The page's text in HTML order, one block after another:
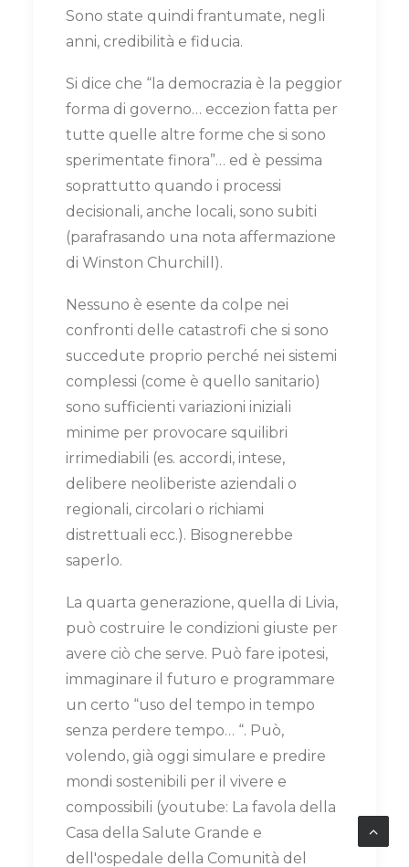
Sono state quindi frantumate, negli
anni, credibilità e fiducia.
Si dice che “la democrazia è la peggior
forma di governo… eccezion fatta per
tutte quelle altre forme che si sono
sperimentate finora”… ed è pessima
soprattutto quando i processi
decisionali, anche locali, sono subiti
(parafrasando una nota affermazione
di Winston Churchill).
Nessuno è esente da colpe nei
confronti delle catastrofi che si sono
succedute proprio perché nei sistemi
complessi (come è quello sanitario)
sono sufficienti variazioni iniziali
minime per provocare squilibri
irrimediabili (es. accordi, intese,
delibere neoliberiste aziendali o
regionali, circolari o richiami
distrettuali ecc.). Bisognerebbe
saperlo.
La quarta generazione, quella di Livia,
può costruire le condizioni giuste per
avere ciò che serve. Può fare ipotesi,
immaginare il futuro e programmare
un certo “uso del tempo in tempo
senza perdere tempo… “. Può,
volendo, già oggi simulare e predire
mondi sostenibili per il vivere e
compossibili (youtube: La favola della
Casa della Salute Grande e
dell'ospedale della Comunità del